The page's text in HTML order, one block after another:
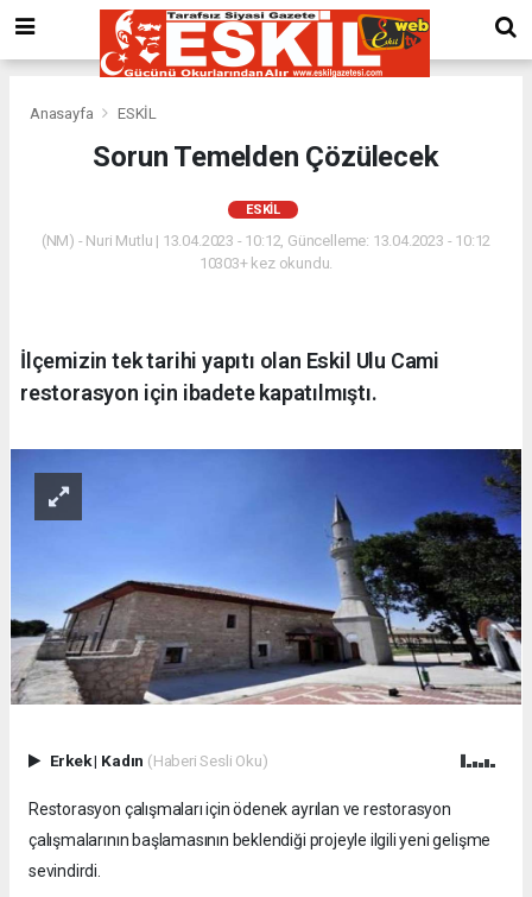
Anasayfa ESKİL
Sorun Temelden Çözülecek
ESKİL
(NM) - Nuri Mutlu | 13.04.2023 - 10:12, Güncelleme: 13.04.2023 - 10:12
10303+ kez okundu.
İlçemizin tek tarihi yapıtı olan Eskil Ulu Cami
restorasyon için ibadete kapatılmıştı.
Erkek| Kadın (Haberi Sesli Oku)
Restorasyon çalışmaları için ödenek ayrılan ve restorasyon
çalışmalarının başlamasının beklendiği projeyle ilgili yeni gelişme
sevindirdi.